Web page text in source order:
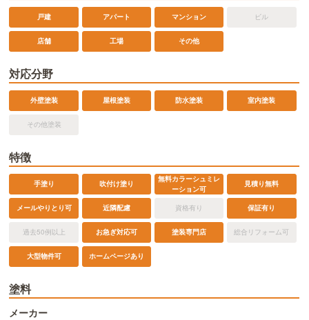
戸建 アパート マンション ビル
店舗 工場 その他
対応分野
外壁塗装 屋根塗装 防水塗装 室内塗装
その他塗装
特徴
手塗り 吹付け塗り
無料カラーシュミレ
ーション可
見積り無料
メールやりとり可 近隣配慮 資格有り 保証有り
過去50例以上 お急ぎ対応可 塗装専門店 総合リフォーム可
大型物件可 ホームページあり
塗料
メーカー